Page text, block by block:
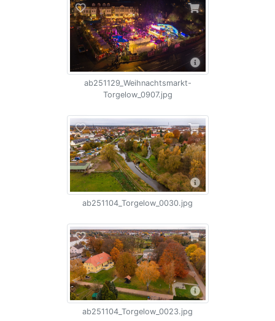
ab251129_Weihnachtsmarkt-
Torgelow_0907.jpg
ab251104_Torgelow_0030.jpg
ab251104_Torgelow_0023.jpg